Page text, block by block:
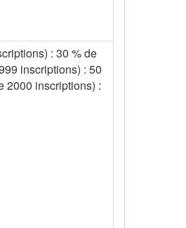
: 30 % de
inscriptions) : 50
2000 inscriptions) :